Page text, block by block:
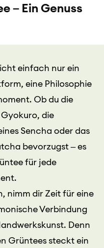
– Ein Genuss
einfach nur ein
eine Philosophie
Ob du die
die
Sencha oder das
bevorzugst – es
für jede
nimm dir Zeit für eine
Verbindung
Denn
Grüntees steckt ein